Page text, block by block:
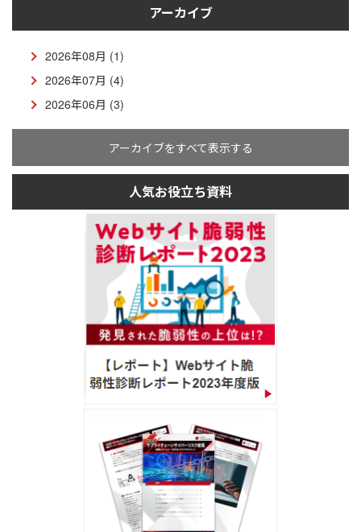
アーカイブ
2026年08月 (1)
2026年07月 (4)
2026年06月 (3)
アーカイブをすべて表示する
人気お役立ち資料